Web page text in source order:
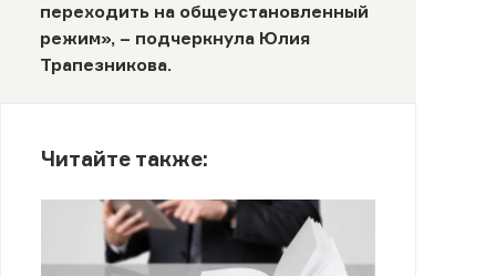
переходить на общеустановленный
режим», – подчеркнула Юлия
Трапезникова.
Читайте также: